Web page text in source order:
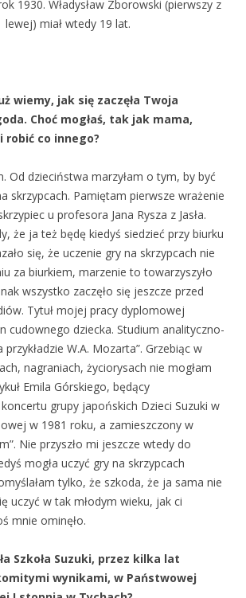
1930. Władysław Zborowski (pierwszy z
lewej) miał wtedy 19 lat.
wiemy, jak się zaczęła Twoja
Choć mogłaś, tak jak mama,
robić co innego?
Od dzieciństwa marzyłam o tym, by być
skrzypcach. Pamiętam pierwsze wrażenie
u profesora Jana Rysza z Jasła.
że ja też będę kiedyś siedzieć przy biurku
się, że uczenie gry na skrzypcach nie
za biurkiem, marzenie to towarzyszyło
wszystko zaczęło się jeszcze przed
Tytuł mojej pracy dyplomowej
cudownego dziecka. Studium analityczno-
W.A. Mozarta”. Grzebiąc w
nagraniach, życiorysach nie mogłam
Emila Górskiego, będący
grupy japońskich Dzieci Suzuki w
w 1981 roku, a zamieszczony w
Nie przyszło mi jeszcze wtedy do
mogła uczyć gry na skrzypcach
tylko, że szkoda, że ja sama nie
uczyć w tak młodym wieku, jak ci
mnie ominęło.
Szkoła Suzuki, przez kilka lat
wynikami, w Państwowej